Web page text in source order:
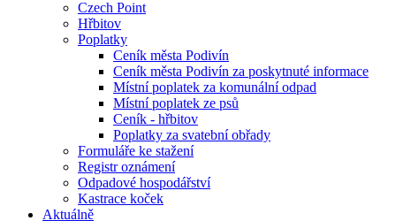
Czech Point
Hřbitov
Poplatky
Ceník města Podivín
Ceník města Podivín za poskytnuté informace
Místní poplatek za komunální odpad
Místní poplatek ze psů
Ceník - hřbitov
Poplatky za svatební obřady
Formuláře ke stažení
Registr oznámení
Odpadové hospodářství
Kastrace koček
Aktuálně